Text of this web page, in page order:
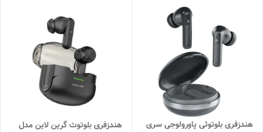
هندزفری بلوتوثی پاورولوجی سری
هندزفری بلوتوث گرین لاین مدل